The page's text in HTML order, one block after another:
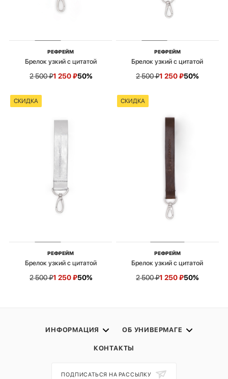
РЕФРЕЙМ
Брелок узкий с цитатой
2 500₽1 250₽50%
РЕФРЕЙМ
Брелок узкий с цитатой
2 500₽1 250₽50%
СКИДКА
РЕФРЕЙМ
Брелок узкий с цитатой
2 500₽1 250₽50%
СКИДКА
РЕФРЕЙМ
Брелок узкий с цитатой
2 500₽1 250₽50%
ИНФОРМАЦИЯ ОБ УНИВЕРМАГЕ
КОНТАКТЫ
ПОДПИСАТЬСЯ НА РАССЫЛКУ